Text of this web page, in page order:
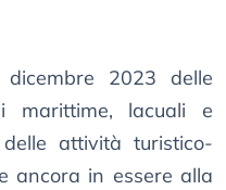
2023 delle
marittime, lacuali e
attività turistico-
ancora in essere alla